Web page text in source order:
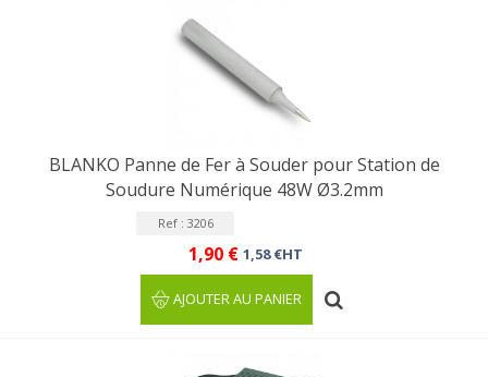
BLANKO Panne de Fer à Souder pour Station de
Soudure Numérique 48W Ø3.2mm
Ref : 3206
1,90 € 1,58 €HT
AJOUTER AU PANIER